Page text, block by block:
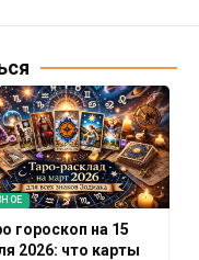
гороскоп на 15
2026: что карты